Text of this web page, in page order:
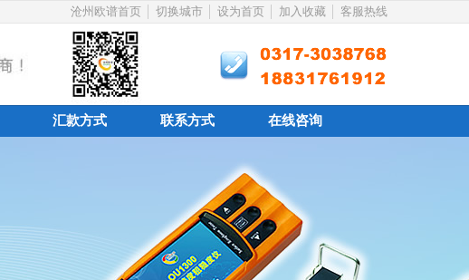
沧州欧谱首页 切换城市 设为首页 加入收藏 客服热线
汇款方式 联系方式 在线咨询